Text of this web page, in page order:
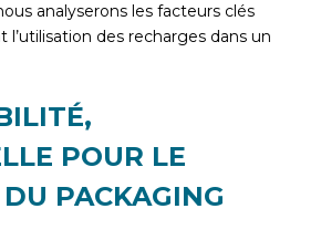
analyserons les facteurs clés
des recharges dans un
POUR LE
PACKAGING